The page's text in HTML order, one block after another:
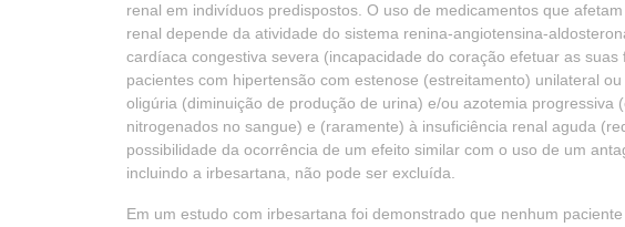
renal em indivíduos predispostos. O uso de medicamentos que
renal depende da atividade do sistema renina-angiotensina-
cardíaca congestiva severa (incapacidade do coração efetuar as
pacientes com hipertensão com estenose (estreitamento) unilateral
oligúria (diminuição de produção de urina) e/ou azotemia progressiva
nitrogenados no sangue) e (raramente) à insuficiência renal aguda
possibilidade da ocorrência de um efeito similar com o uso de um
incluindo a irbesartana, não pode ser excluída.
Em um estudo com irbesartana foi demonstrado que nenhum